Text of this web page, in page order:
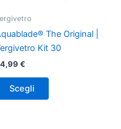
The Original |
Kit 30
€
Scegli
nella
pagina
prodotto